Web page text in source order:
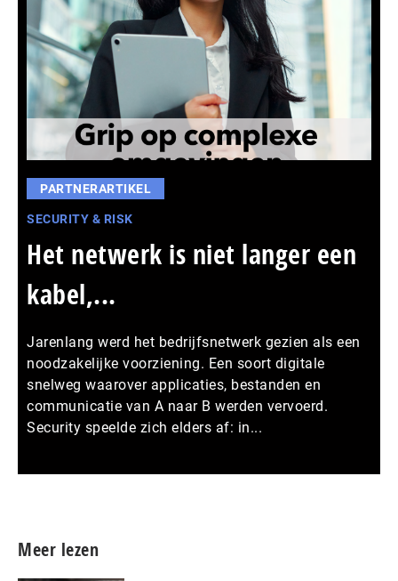
PARTNERARTIKEL
SECURITY & RISK
Het netwerk is niet langer een
kabel,...
Jarenlang werd het bedrijfsnetwerk gezien als een
noodzakelijke voorziening. Een soort digitale
snelweg waarover applicaties, bestanden en
communicatie van A naar B werden vervoerd.
Security speelde zich elders af: in...
Meer lezen